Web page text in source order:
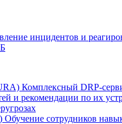
инцидентов и
Комплексный DRP-
и рекомендации по их
Обучение сотрудников